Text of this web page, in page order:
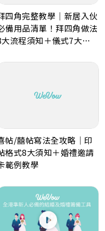
四角完整教學｜新居入伙
備用品清單！拜四角做法
流程須知＋儀式7大禁
帖/囍帖寫法全攻略｜印
格式8大須知＋婚禮邀請
範例教學